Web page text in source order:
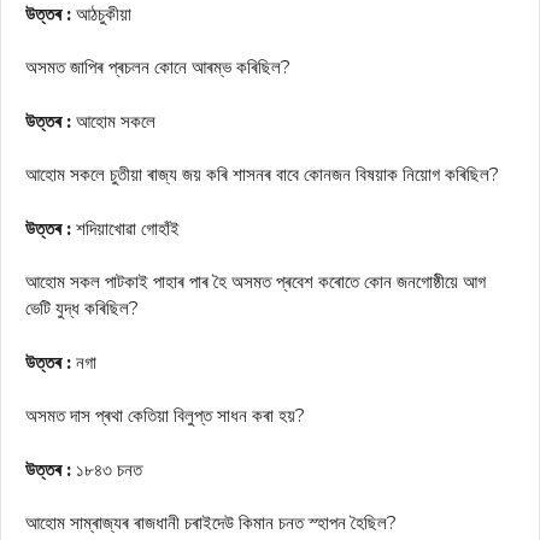
উত্তৰ : আঠচুকীয়া
অসমত জাপিৰ প্ৰচলন কোনে আৰম্ভ কৰিছিল?
উত্তৰ : আহোম সকলে
আহোম সকলে চুতীয়া ৰাজ্য জয় কৰি শাসনৰ বাবে কোনজন বিষয়াক নিয়োগ কৰিছিল?
উত্তৰ : শদিয়াখোৱা গোহাঁই
আহোম সকল পাটকাই পাহাৰ পাৰ হৈ অসমত প্ৰবেশ কৰোতে কোন জনগোষ্ঠীয়ে আগ
ভেটি যুদ্ধ কৰিছিল?
উত্তৰ : নগা
অসমত দাস প্ৰথা কেতিয়া বিলুপ্ত সাধন কৰা হয়?
উত্তৰ : ১৮৪৩ চনত
আহোম সাম্ৰাজ্যৰ ৰাজধানী চৰাইদেউ কিমান চনত স্হাপন হৈছিল?